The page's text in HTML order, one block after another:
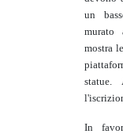
un
murato
mostra
In